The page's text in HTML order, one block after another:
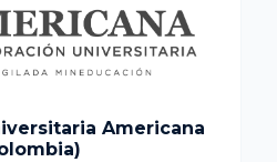
Americana